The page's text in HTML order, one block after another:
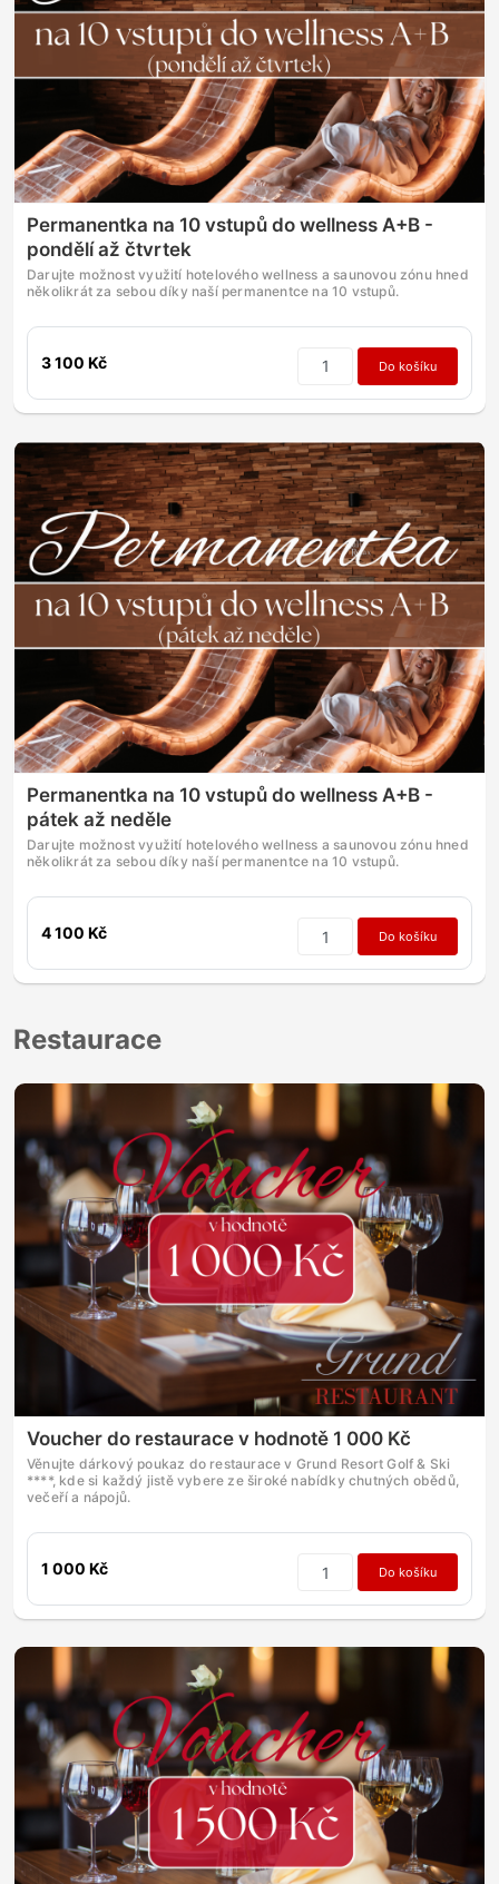
Permanentka na 10 vstupů do wellness A+B -
pondělí až čtvrtek
Darujte možnost využití hotelového wellness a saunovou zónu hned
několikrát za sebou díky naší permanentce na 10 vstupů.
3 100 Kč Do košíku
Permanentka na 10 vstupů do wellness A+B -
pátek až neděle
Darujte možnost využití hotelového wellness a saunovou zónu hned
několikrát za sebou díky naší permanentce na 10 vstupů.
4 100 Kč Do košíku
Restaurace
Voucher do restaurace v hodnotě 1 000 Kč
Věnujte dárkový poukaz do restaurace v Grund Resort Golf & Ski
****, kde si každý jistě vybere ze široké nabídky chutných obědů,
večeří a nápojů.
1 000 Kč Do košíku